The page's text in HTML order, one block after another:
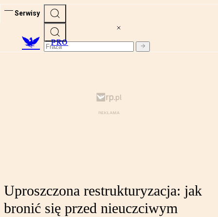
Serwisy
PRO
Uproszczona restrukturyzacja: jak
bronić się przed nieuczciwym